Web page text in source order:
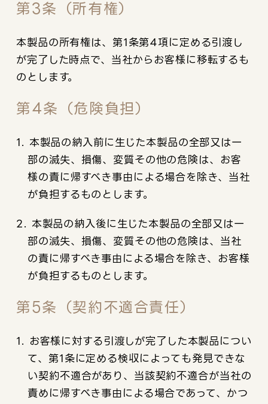
第3条（所有権）
本製品の所有権は、第1条第4項に定める引渡し
が完了した時点で、当社からお客様に移転するも
のとします。
第4条（危険負担）
1. 本製品の納入前に生じた本製品の全部又は一
部の滅失、損傷、変質その他の危険は、お客
様の責に帰すべき事由による場合を除き、当社
が負担するものとします。
2. 本製品の納入後に生じた本製品の全部又は一
部の滅失、損傷、変質その他の危険は、当社
の責に帰すべき事由による場合を除き、お客様
が負担するものとします。
第5条（契約不適合責任）
1. お客様に対する引渡しが完了した本製品につい
て、第1条に定める検収によっても発見できな
い契約不適合があり、当該契約不適合が当社の
責めに帰すべき事由による場合であって、かつ